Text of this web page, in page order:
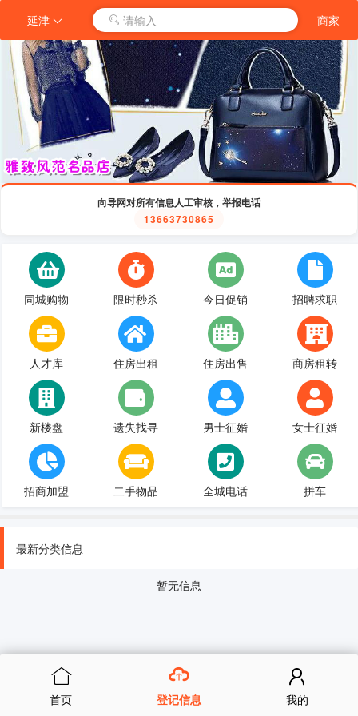
延津 请输入 商家
向导网对所有信息人工审核，举报电话
13663730865
同城购物 限时秒杀 今日促销 招聘求职
人才库 住房出租 住房出售 商房租转
新楼盘 遗失找寻 男士征婚 女士征婚
招商加盟 二手物品 全城电话 拼车
最新分类信息
暂无信息
首页 登记信息 我的